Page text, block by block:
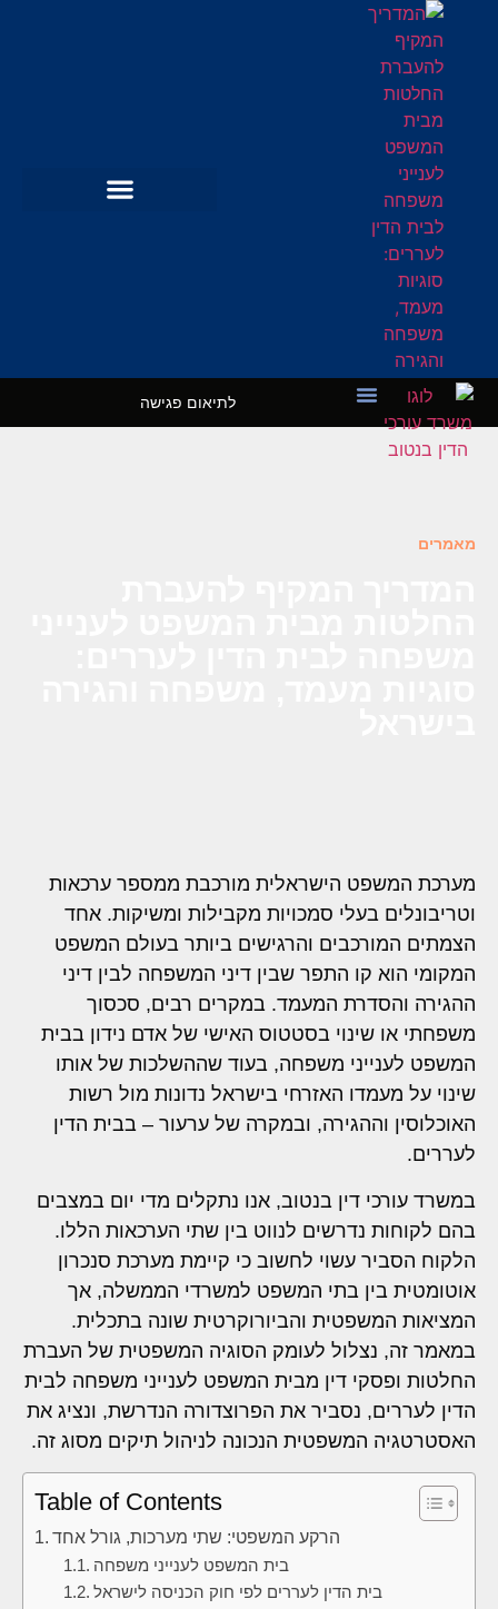
לתיאום פגישה
מאמרים
מערכת המשפט הישראלית מורכבת ממספר ערכאות
וטריבונלים בעלי סמכויות מקבילות ומשיקות. אחד
הצמתים המורכבים והרגישים ביותר בעולם המשפט
המקומי הוא קו התפר שבין דיני המשפחה לבין דיני
ההגירה והסדרת המעמד. במקרים רבים, סכסוך
משפחתי או שינוי בסטטוס האישי של אדם נידון בבית
המשפט לענייני משפחה, בעוד שההשלכות של אותו
שינוי על מעמדו האזרחי בישראל נדונות מול רשות
האוכלוסין וההגירה, ובמקרה של ערעור – בבית הדין
לעררים.
במשרד עורכי דין בנטוב, אנו נתקלים מדי יום במצבים
בהם לקוחות נדרשים לנווט בין שתי הערכאות הללו.
הלקוח הסביר עשוי לחשוב כי קיימת מערכת סנכרון
אוטומטית בין בתי המשפט למשרדי הממשלה, אך
המציאות המשפטית והביורוקרטית שונה בתכלית.
במאמר זה, נצלול לעומק הסוגיה המשפטית של העברת
החלטות ופסקי דין מבית המשפט לענייני משפחה לבית
הדין לעררים, נסביר את הפרוצדורה הנדרשת, ונציג את
האסטרטגיה המשפטית הנכונה לניהול תיקים מסוג זה.
Table of Contents
הרקע המשפטי: שתי מערכות, גורל אחד
בית המשפט לענייני משפחה
בית הדין לעררים לפי חוק הכניסה לישראל